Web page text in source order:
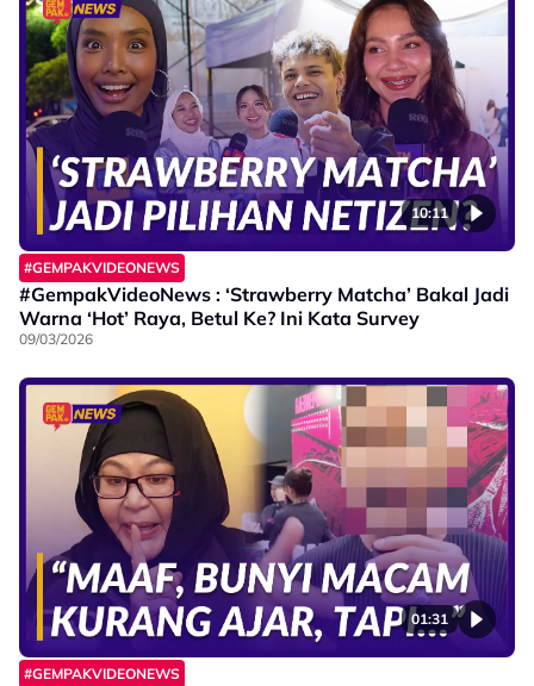
10:11
#GEMPAKVIDEONEWS
#GempakVideoNews : ‘Strawberry Matcha’ Bakal Jadi
Warna ‘Hot’ Raya, Betul Ke? Ini Kata Survey
09/03/2026
01:31
#GEMPAKVIDEONEWS